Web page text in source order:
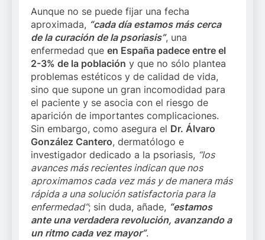
Aunque no se puede fijar una fecha
aproximada, “cada día estamos más cerca
de la curación de la psoriasis”, una
enfermedad que en España padece entre el
2-3% de la población y que no sólo plantea
problemas estéticos y de calidad de vida,
sino que supone un gran incomodidad para
el paciente y se asocia con el riesgo de
aparición de importantes complicaciones.
Sin embargo, como asegura el Dr. Álvaro
González Cantero, dermatólogo e
investigador dedicado a la psoriasis, “los
avances más recientes indican que nos
aproximamos cada vez más y de manera más
rápida a una solución satisfactoria para la
enfermedad”; sin duda, añade, “estamos
ante una verdadera revolución, avanzando a
un ritmo cada vez mayor”.